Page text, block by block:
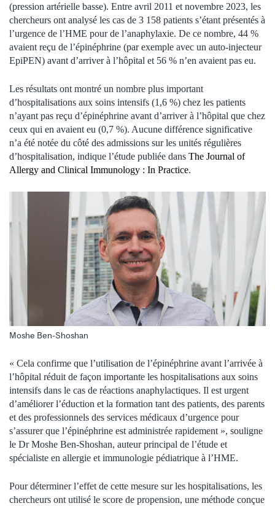
(pression artérielle basse). Entre avril 2011 et novembre 2023, les
chercheurs ont analysé les cas de 3 158 patients s’étant présentés à
l’urgence de l’HME pour de l’anaphylaxie. De ce nombre, 44 %
avaient reçu de l’épinéphrine (par exemple avec un auto-injecteur
EpiPEN) avant d’arriver à l’hôpital et 56 % n’en avaient pas eu.
Les résultats ont montré un nombre plus important
d’hospitalisations aux soins intensifs (1,6 %) chez les patients
n’ayant pas reçu d’épinéphrine avant d’arriver à l’hôpital que chez
ceux qui en avaient eu (0,7 %). Aucune différence significative
n’a été notée du côté des admissions sur les unités régulières
d’hospitalisation, indique l’étude publiée dans The Journal of
Allergy and Clinical Immunology : In Practice.
Moshe Ben-Shoshan
« Cela confirme que l’utilisation de l’épinéphrine avant l’arrivée à
l’hôpital réduit de façon importante les hospitalisations aux soins
intensifs dans le cas de réactions anaphylactiques. Il est urgent
d’améliorer l’éduction et la formation tant des patients, des parents
et des professionnels des services médicaux d’urgence pour
s’assurer que l’épinéphrine est administrée rapidement », souligne
le Dr Moshe Ben-Shoshan, auteur principal de l’étude et
spécialiste en allergie et immunologie pédiatrique à l’HME.
Pour déterminer l’effet de cette mesure sur les hospitalisations, les
chercheurs ont utilisé le score de propension, une méthode conçue